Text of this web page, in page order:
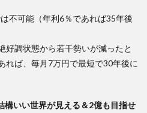
不可能（年利6％であれば35年後
好調状態から若干勢いが減ったと
れば、毎月7万円で最短で30年後に
構いい世界が見える＆2億も目指せ